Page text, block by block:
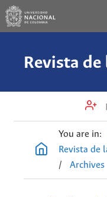
You are in:
Revista de
/
Archives